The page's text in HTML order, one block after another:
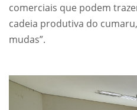
comerciais que podem
cadeia produtiva do
mudas”.